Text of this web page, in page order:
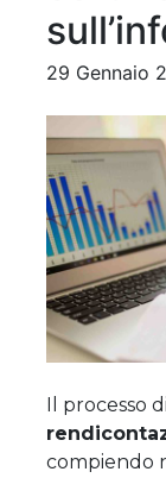
29 Gennaio
Il processo
compiendo